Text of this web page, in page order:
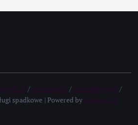
/ /
/
spadkowe | Powered by